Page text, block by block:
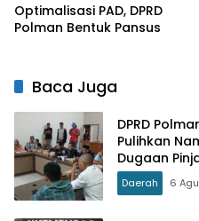
Optimalisasi PAD, DPRD
Polman Bentuk Pansus
Baca Juga
DPRD
Pulihkan
Dugaan
Daerah 6